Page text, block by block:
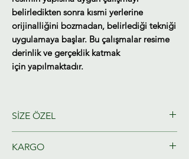
belirledikten sonra kısmi yerlerine
orijinalliğini bozmadan, belirlediği tekniği
uygulamaya başlar. Bu çalışmalar resime
derinlik ve gerçeklik katmak
için yapılmaktadır.
SİZE ÖZEL
olarak hazırlanacaktır.
KARGO